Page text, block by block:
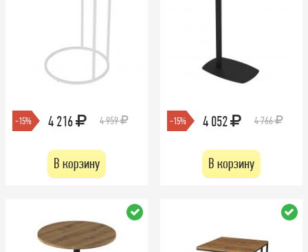
-15% 4 216 4 959
В корзину
-15% 4 052 4 766
В корзину